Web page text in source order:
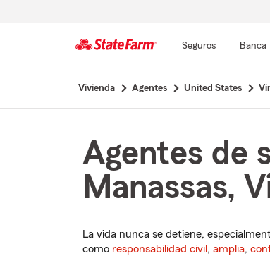
Seguros Banca
Vivienda Agentes United States
Agentes de
Manassas,
La vida nunca se detiene,
como responsabilidad civil , amplia,